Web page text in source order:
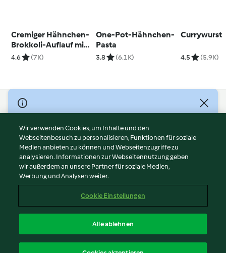
Cremiger Hähnchen-
Brokkoli-Auflauf mit
Nudeln
4.6 (7K)
One-Pot-Hähnchen-
Pasta
3.8 (6.1K)
Currywurst
4.5 (5.9K)
© Copyright 2026
Nutzungsbedingungen
Datenschutzrichtlinien
Disclaimer
Impressum
Cookies
Abo kündigen
Erklärung zur Barrierefreiheit
Wir verwenden Cookies, um Inhalte und den
Webseitenbesuch zu personalisieren, Funktionen für soziale
Medien anbieten zu können und Webseitenzugriffe zu
analysieren. Informationen zur Webseitennutzung geben
wir außerdem an unsere Partner für soziale Medien,
Werbung und Analysen weiter.
Cookie Einstellungen
Alle ablehnen